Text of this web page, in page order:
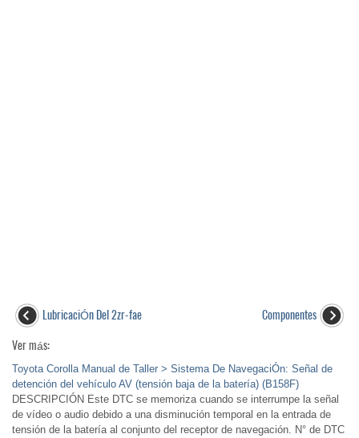
LubricaciÓn Del 2zr-fae
Componentes
Ver más:
Toyota Corolla Manual de Taller > Sistema De NavegaciÓn: Señal de
detención del vehículo AV (tensión baja de la batería) (B158F)
DESCRIPCIÓN Este DTC se memoriza cuando se interrumpe la señal
de vídeo o audio debido a una disminución temporal en la entrada de
tensión de la batería al conjunto del receptor de navegación. N° de DTC